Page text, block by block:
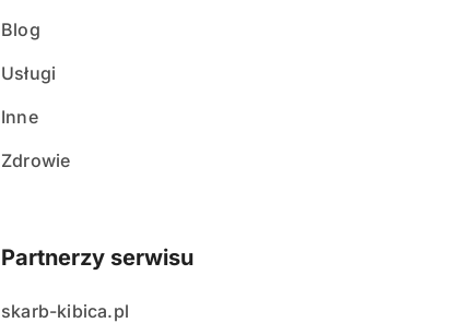
Blog
Usługi
Inne
Zdrowie
Partnerzy serwisu
skarb-kibica.pl